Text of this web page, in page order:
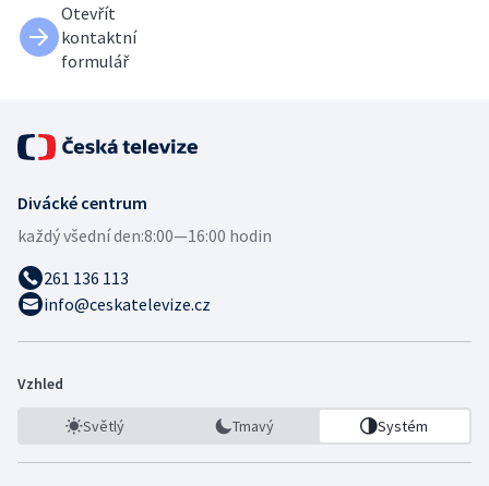
Otevřít
kontaktní
formulář
Divácké centrum
každý všední den:8:00—16:00 hodin
261 136 113
info@ceskatelevize.cz
Vzhled
Světlý Tmavý Systém